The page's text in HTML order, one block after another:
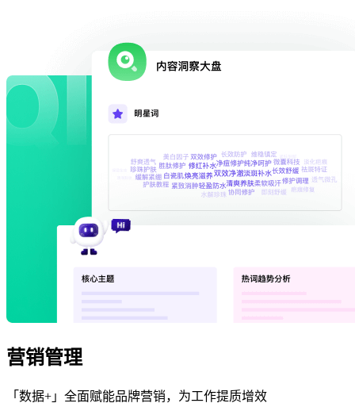
营销管理
「数据+」全面赋能品牌营销，为工作提质增效